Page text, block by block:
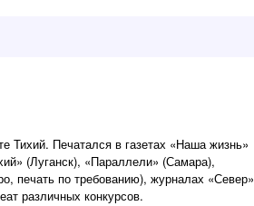
Тихий. Печатался в газетах «Наша жизнь»
(Луганск), «Параллели» (Самара),
печать по требованию), журналах «Север»
различных конкурсов.